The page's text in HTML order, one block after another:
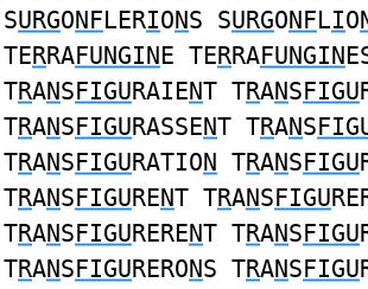
SURGONFLERIONS SURGONFLIO
TERRAFUNGINE TERRAFUNGIN
TRANSFIGURAIENT TRANSFIGU
TRANSFIGURASSENT TRANS
TRANSFIGURATION TRANSFIGU
TRANSFIGURENT TRANSFIGU
TRANSFIGURERENT TRANSFIGU
TRANSFIGURERONS TRANSFIGU